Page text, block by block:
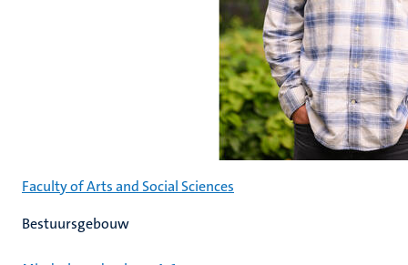
Faculty of Arts and Social Sciences
Bestuursgebouw